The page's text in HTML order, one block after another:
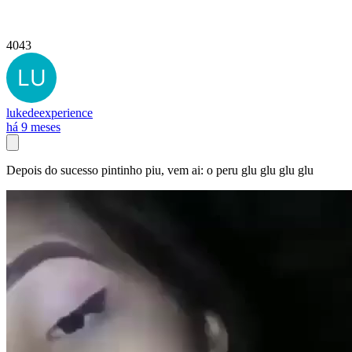
4043
lukedeexperience
há 9 meses
Depois do sucesso pintinho piu, vem ai: o peru glu glu glu glu